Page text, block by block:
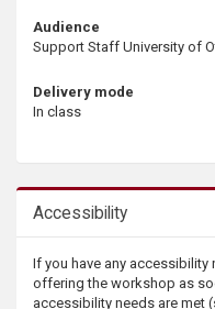
Audience
Support Staff University of
Delivery mode
In class
Accessibility
If you have any
offering the workshop as
accessibility needs are met